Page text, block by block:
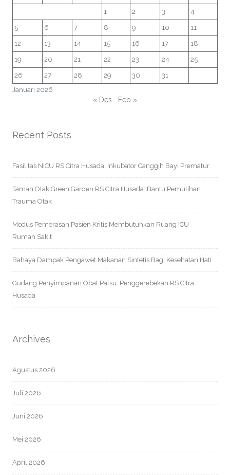
Januari 2026
1 2 3 4
5 6 7 8 9 10 11
12 13 14 15 16 17 18
19 20 21 22 23 24 25
26 27 28 29 30 31
« Des Feb »
Recent Posts
Fasilitas NICU RS Citra Husada: Inkubator Canggih Bayi Prematur
Taman Otak Green Garden RS Citra Husada: Bantu Pemulihan
Trauma Otak
Modus Pemerasan Pasien Kritis Membutuhkan Ruang ICU
Rumah Sakit
Bahaya Dampak Pengawet Makanan Sintetis Bagi Kesehatan Hati
Gudang Penyimpanan Obat Palsu: Penggerebekan RS Citra
Husada
Archives
Agustus 2026
Juli 2026
Juni 2026
Mei 2026
April 2026